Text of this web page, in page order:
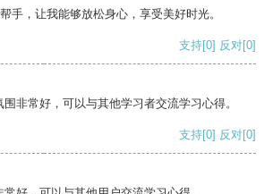
手，让我能够放松身心，享受美好时光。
支持[0] 反对[0]
非常好，可以与其他学习者交流学习心得。
支持[0] 反对[0]